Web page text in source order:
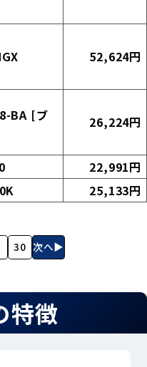
52,624円
BA [ブ
26,224円
22,991円
25,133円
30 次へ▶
特徴